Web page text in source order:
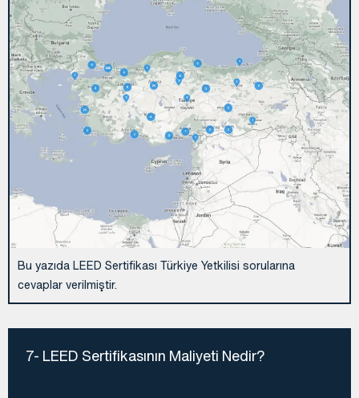
Bu yazıda LEED Sertifikası Türkiye Yetkilisi sorularına
cevaplar verilmiştir.
7- LEED Sertifikasının Maliyeti Nedir?